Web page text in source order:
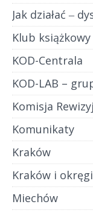
Jak działać ‒
Klub książkowy
KOD-Centrala
KOD-LAB –
Komisja
Komunikaty
Kraków
Kraków i okręgi
Miechów